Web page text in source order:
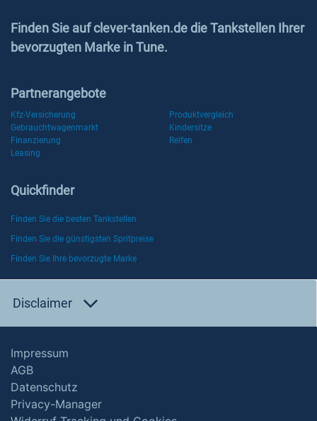
Finden Sie auf clever-tanken.de die Tankstellen Ihrer
bevorzugten Marke in Tune.
Partnerangebote
Kfz-Versicherung
Produktvergleich
Gebrauchtwagenmarkt
Kindersitze
Finanzierung
Reifen
Leasing
Quickfinder
Finden Sie die besten Tankstellen
Finden Sie die günstigsten Spritpreise
Finden Sie Ihre bevorzugte Marke
Disclaimer
Impressum
AGB
Datenschutz
Privacy-Manager